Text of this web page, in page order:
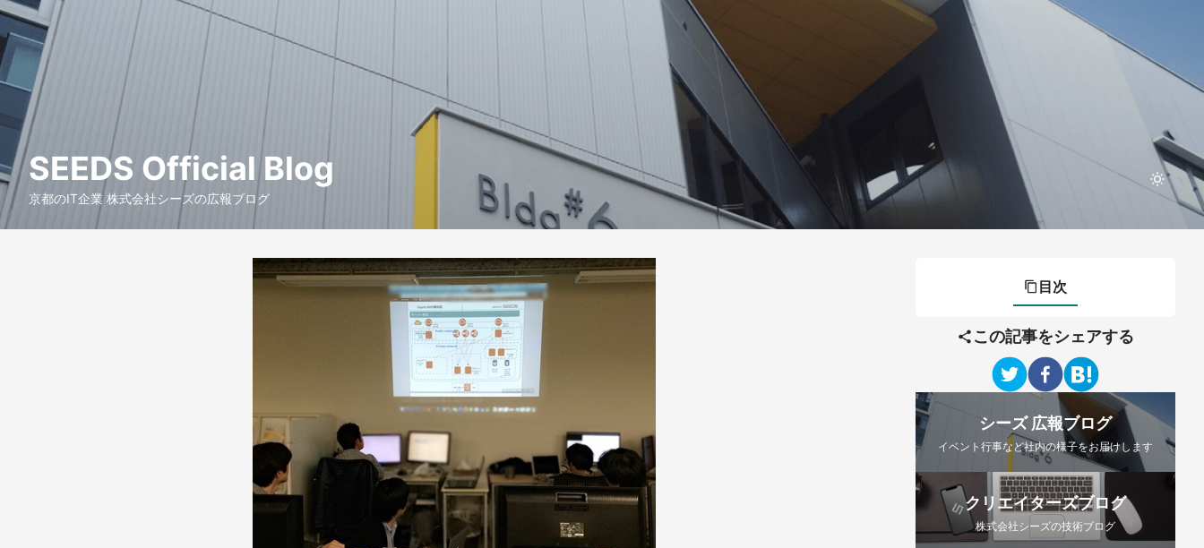
SEEDS Official Blog
京都のIT企業 株式会社シーズの広報ブログ
目次
この記事をシェアする
シーズ 広報ブログ
イベント行事など社内の様子をお届けします
クリエイターズブログ
株式会社シーズの技術ブログ